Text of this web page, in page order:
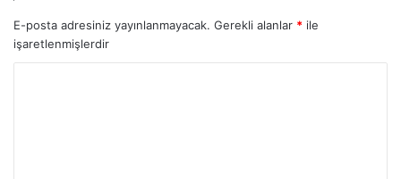
E-posta adresiniz yayınlanmayacak. Gerekli alanlar * ile
işaretlenmişlerdir